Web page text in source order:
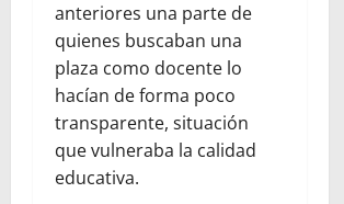
anteriores una parte de
quienes buscaban una
plaza como docente lo
hacían de forma poco
transparente, situación
que vulneraba la calidad
educativa.